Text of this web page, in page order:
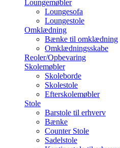
Loungemøbler
Loungesofa
Loungestole
Omklædning
Bænke til omklædning
Omklædningsskabe
Reoler/Opbevaring
Skolemøbler
Skoleborde
Skolestole
Efterskolemøbler
Stole
Barstole til erhverv
Bænke
Counter Stole
Sadelstole